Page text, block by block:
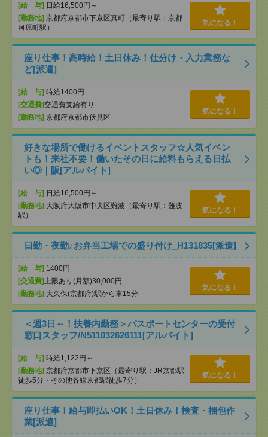
[給 与] 日給16,500円～
[勤務地] 京都府京都市下京区真町（最寄り駅：京都
河原町駅）
気になる！
座り仕事！高時給！土日休み！仕分け・入力業務な
ど[派遣]
[給 与] 時給1400円
[交通費]交通費支給有り
[勤務地] 京都府京都市伏見区
気になる！
好きな場所で働けるイベントスタッフ☆人気イベン
トも！来社不要！働いたその日に給料もらえる日払
い◎｜阪[アルバイト]
[給 与] 日給16,500円～
[勤務地] 大阪府大阪市中央区難波（最寄り駅：難波
駅）
気になる！
日勤・夜勤♪お弁当工場での盛り付け_H131835[派遣]
[給 与] 1400円
[交通費] 上限あり(月額)30,000円
[勤務地] 大久保(京都府)駅から車15分
気になる！
＜週3日～！扶養内勤務＞パスポートセンターの受付
窓口スタッフ/N511032626111[アルバイト]
[給 与] 時給1,122円～
[勤務地] 京都府京都市下京区（最寄り駅：JR京都駅
徒歩5分・その他各線京都駅徒歩7分）
気になる！
座り仕事！給与即払いOK！土日休み！検査・梱包作
業[派遣]